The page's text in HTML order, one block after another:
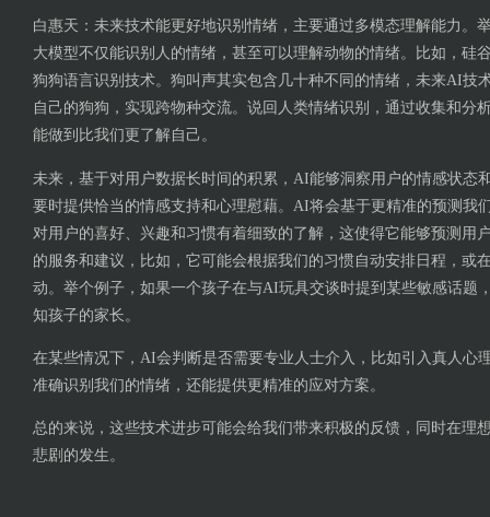
白惠天：未来技术能更好地识别情绪，主要通过多模态理解能力。
大模型不仅能识别人的情绪，甚至可以理解动物的情绪。比如，硅
狗狗语言识别技术。狗叫声其实包含几十种不同的情绪，未来AI技
自己的狗狗，实现跨物种交流。说回人类情绪识别，通过收集和分
能做到比我们更了解自己。
未来，基于对用户数据长时间的积累，AI能够洞察用户的情感状态
要时提供恰当的情感支持和心理慰藉。AI将会基于更精准的预测我
对用户的喜好、兴趣和习惯有着细致的了解，这使得它能够预测用
的服务和建议，比如，它可能会根据我们的习惯自动安排日程，或
动。举个例子，如果一个孩子在与AI玩具交谈时提到某些敏感话题
知孩子的家长。
在某些情况下，AI会判断是否需要专业人士介入，比如引入真人心
准确识别我们的情绪，还能提供更精准的应对方案。
总的来说，这些技术进步可能会给我们带来积极的反馈，同时在理
悲剧的发生。